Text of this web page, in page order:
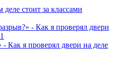
стоит за классами
Как я проверял двери на деле